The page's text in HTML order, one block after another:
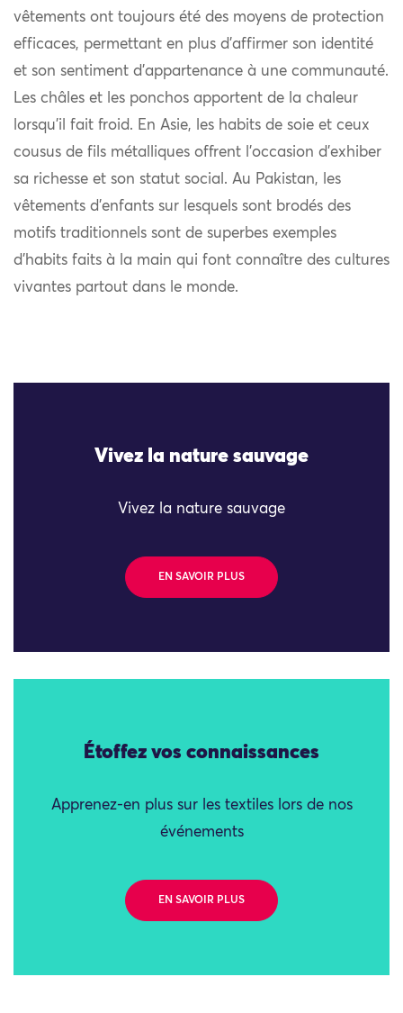
vêtements ont toujours été des moyens de protection
efficaces, permettant en plus d’affirmer son identité
et son sentiment d’appartenance à une communauté.
Les châles et les ponchos apportent de la chaleur
lorsqu’il fait froid. En Asie, les habits de soie et ceux
cousus de fils métalliques offrent l’occasion d’exhiber
sa richesse et son statut social. Au Pakistan, les
vêtements d’enfants sur lesquels sont brodés des
motifs traditionnels sont de superbes exemples
d’habits faits à la main qui font connaître des cultures
vivantes partout dans le monde.
Vivez la nature sauvage
Vivez la nature sauvage
EN SAVOIR PLUS
Étoffez vos connaissances
Apprenez-en plus sur les textiles lors de nos
événements
EN SAVOIR PLUS